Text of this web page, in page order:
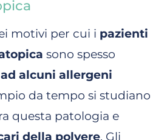
motivi per cui i pazienti
sono spesso
alcuni allergeni
da tempo si studiano
questa patologia e
della polvere. Gli